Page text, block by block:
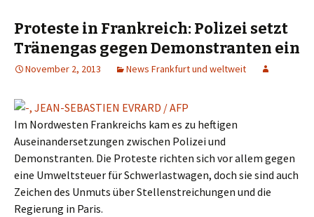
Proteste in Frankreich: Polizei setzt
Tränengas gegen Demonstranten ein
November 2, 2013 News Frankfurt und weltweit
Im Nordwesten Frankreichs kam es zu heftigen
Auseinandersetzungen zwischen Polizei und
Demonstranten. Die Proteste richten sich vor allem gegen
eine Umweltsteuer für Schwerlastwagen, doch sie sind auch
Zeichen des Unmuts über Stellenstreichungen und die
Regierung in Paris.